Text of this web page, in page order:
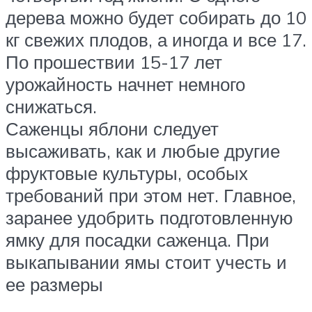
дерева можно будет собирать до 10
кг свежих плодов, а иногда и все 17.
По прошествии 15-17 лет
урожайность начнет немного
снижаться.
Саженцы яблони следует
высаживать, как и любые другие
фруктовые культуры, особых
требований при этом нет. Главное,
заранее удобрить подготовленную
ямку для посадки саженца. При
выкапывании ямы стоит учесть и
ее размеры